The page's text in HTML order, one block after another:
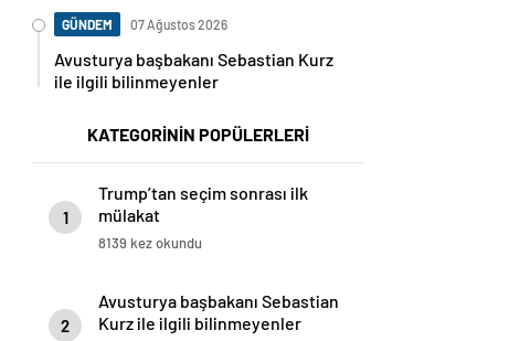
GÜNDEM 07 Ağustos 2026
Avusturya başbakanı Sebastian Kurz
ile ilgili bilinmeyenler
KATEGORİNİN POPÜLERLERİ
1
Trump’tan seçim sonrası ilk
mülakat
8139 kez okundu
2
Avusturya başbakanı Sebastian
Kurz ile ilgili bilinmeyenler